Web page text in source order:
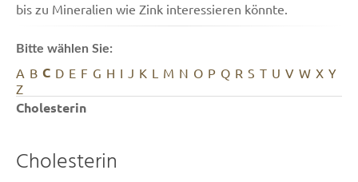
bis zu Mineralien wie Zink interessieren könnte.
Bitte wählen Sie:
A B C D E F G H I J K L M N O P Q R S T U V W X Y
Z
Cholesterin
Cholesterin